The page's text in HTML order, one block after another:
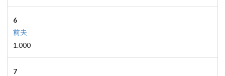
6
前夫
1.000
7